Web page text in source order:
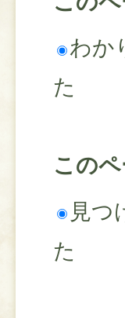
わか
た
この
見つ
た